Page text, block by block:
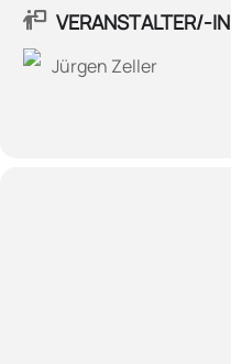
VERANSTALTER/-IN
Jürgen Zeller